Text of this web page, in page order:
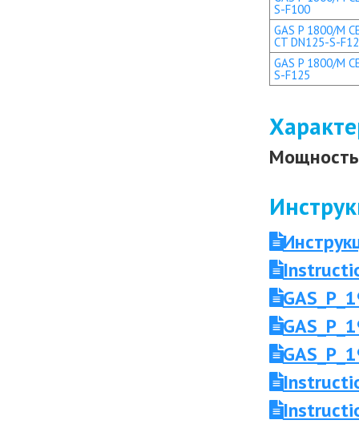
S-F100
GAS P 1800/M
CT DN125-S-
GAS P 1800/M
S-F125
Мощность